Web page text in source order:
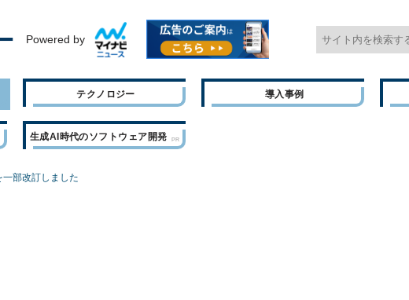
Powered by
テクノロジー 導入事例
生成AI時代のソフトウェア開発
部改訂しました